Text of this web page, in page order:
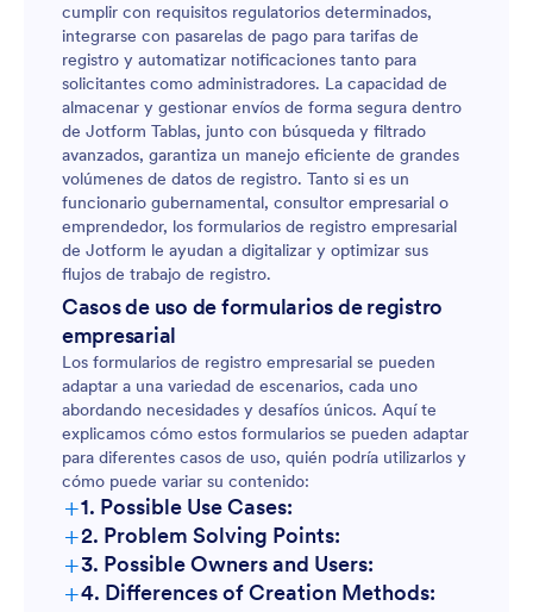
cumplir con requisitos regulatorios determinados,
integrarse con pasarelas de pago para tarifas de
registro y automatizar notificaciones tanto para
solicitantes como administradores. La capacidad de
almacenar y gestionar envíos de forma segura dentro
de Jotform Tablas, junto con búsqueda y filtrado
avanzados, garantiza un manejo eficiente de grandes
volúmenes de datos de registro. Tanto si es un
funcionario gubernamental, consultor empresarial o
emprendedor, los formularios de registro empresarial
de Jotform le ayudan a digitalizar y optimizar sus
flujos de trabajo de registro.
Casos de uso de formularios de registro
empresarial
Los formularios de registro empresarial se pueden
adaptar a una variedad de escenarios, cada uno
abordando necesidades y desafíos únicos. Aquí te
explicamos cómo estos formularios se pueden adaptar
para diferentes casos de uso, quién podría utilizarlos y
cómo puede variar su contenido:
+1. Possible Use Cases:
+2. Problem Solving Points:
+3. Possible Owners and Users:
+4. Differences of Creation Methods: